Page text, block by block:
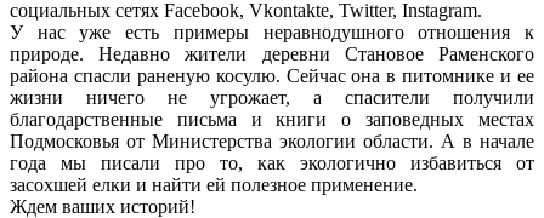
социальных сетях Facebook, Vkontakte, Twitter, Instagram.
У нас уже есть примеры неравнодушного отношения к
природе. Недавно жители деревни Становое Раменского
района спасли раненую косулю. Сейчас она в питомнике и ее
жизни ничего не угрожает, а спасители получили
благодарственные письма и книги о заповедных местах
Подмосковья от Министерства экологии области. А в начале
года мы писали про то, как экологично избавиться от
засохшей елки и найти ей полезное применение.
Ждем ваших историй!